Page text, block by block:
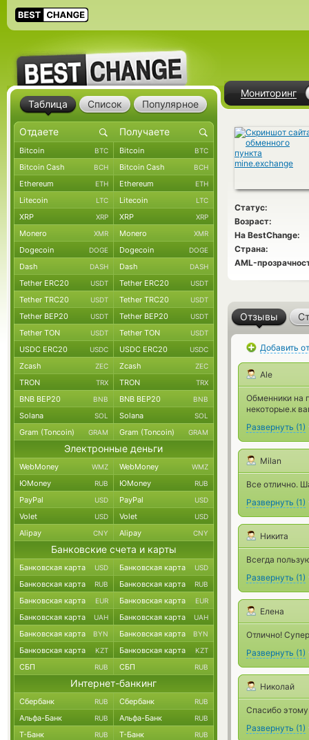
Мониторинг
Статус:
Возраст:
На BestChange:
Страна:
AML-
Отзывы
Добавить
Ale
Обменники на
некоторые.к
Развернуть (1)
Milan
Все отлично.
Развернуть (1)
Никита
Всегда
Развернуть (1)
Елена
Отлично!
Развернуть (1)
Николай
Спасибо
Развернуть (1)
Таблица Список Популярное
Bitcoin BTC Bitcoin BTC
Bitcoin Cash BCH Bitcoin Cash BCH
Ethereum ETH Ethereum ETH
Litecoin LTC Litecoin LTC
XRP XRP XRP XRP
Monero XMR Monero XMR
Dogecoin DOGE Dogecoin DOGE
Dash DASH Dash DASH
Tether ERC20 USDT Tether ERC20 USDT
Tether TRC20 USDT Tether TRC20 USDT
Tether BEP20 USDT Tether BEP20 USDT
Tether TON USDT Tether TON USDT
USDC ERC20 USDC USDC ERC20 USDC
Zcash ZEC Zcash ZEC
TRON TRX TRON TRX
BNB BEP20 BNB BNB BEP20 BNB
Solana SOL Solana SOL
Gram (Toncoin) GRAM Gram (Toncoin) GRAM
Электронные деньги
WebMoney WMZ WebMoney WMZ
ЮMoney RUB ЮMoney RUB
PayPal USD PayPal USD
Volet USD Volet USD
Alipay CNY Alipay CNY
Банковские счета и карты
Банковская карта USD Банковская карта USD
Банковская карта RUB Банковская карта RUB
Банковская карта EUR Банковская карта EUR
Банковская карта UAH Банковская карта UAH
Банковская карта BYN Банковская карта BYN
Банковская карта KZT Банковская карта KZT
СБП RUB СБП RUB
Интернет-банкинг
Сбербанк RUB Сбербанк RUB
Альфа-Банк RUB Альфа-Банк RUB
Т-Банк RUB Т-Банк RUB